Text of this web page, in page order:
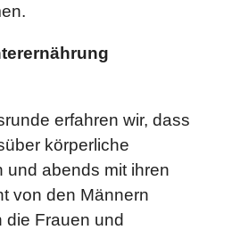
erfahren wir, dass
körperliche
und abends mit ihren
von den Männern
die Frauen und